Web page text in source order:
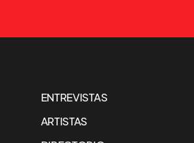
ENTREVISTAS
ARTISTAS